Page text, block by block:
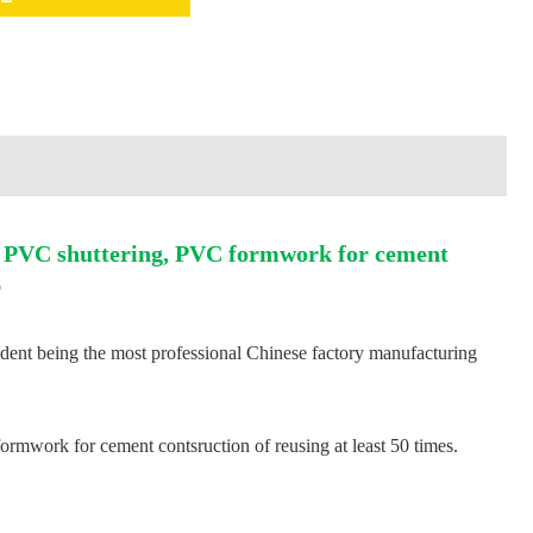
shuttering, PVC formwork for cement
being the most professional Chinese factory manufacturing
for cement contsruction of reusing at least 50 times.